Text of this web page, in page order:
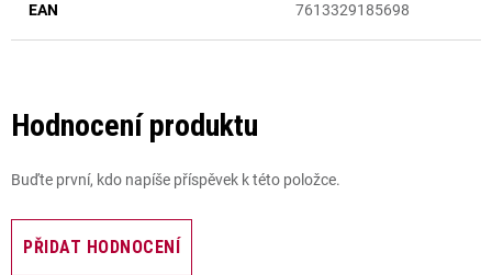
EAN 7613329185698
Hodnocení produktu
Buďte první, kdo napíše příspěvek k této položce.
PŘIDAT HODNOCENÍ